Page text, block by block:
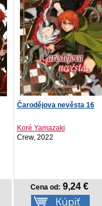
Čarodějova nevěsta 16
Koré Yamazaki
Crew, 2022
Cena od: 9,24 €